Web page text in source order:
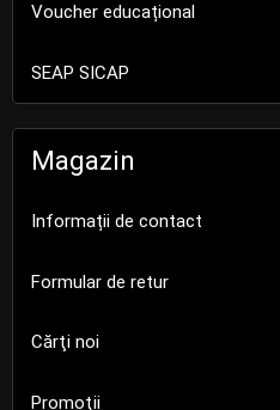
Voucher educațional
SEAP SICAP
Magazin
Informații de contact
Formular de retur
Cărţi noi
Promoţii